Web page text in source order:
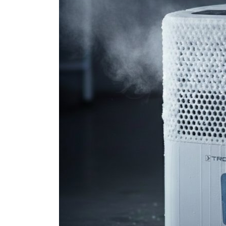
Ventilateur brumisateur
Ventilateur / extracteur d'air mobile
Ventilateur fixe
Ventilateur industriel
Ventilateur de chantier
Extracteur d'air mural ATEX
Extracteur d'air mural résidentiel